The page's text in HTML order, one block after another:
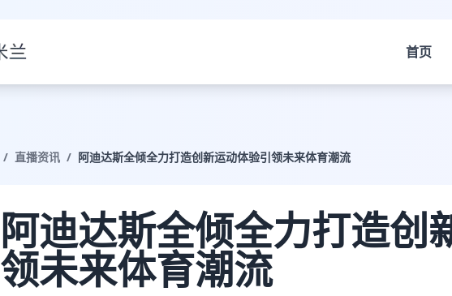
首页
/ 直播资讯 / 阿迪达斯全倾全力打造创新运动体验引领未来体育潮流
阿迪达斯全倾全力打造创
领未来体育潮流